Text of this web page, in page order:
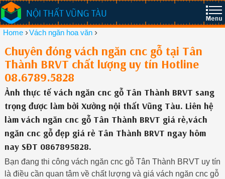
NỘI THẤT VŨNG TÀU
Home ›Vách ngăn hoa văn ›
Chuyên đóng vách ngăn cnc gỗ tại Tân
Thành BRVT chất lượng uy tín Hotline
08.6789.5828
Ảnh thực tế vách ngăn cnc gỗ Tân Thành BRVT sang
trọng được làm bởi Xưởng nội thất Vũng Tàu. Liên hệ
làm vách ngăn cnc gỗ Tân Thành BRVT giá rẻ,vách
ngăn cnc gỗ đẹp giá rẻ Tân Thành BRVT ngay hôm
nay SĐT 0867895828.
Bạn đang thi công vách ngăn cnc gỗ Tân Thành BRVT uy tín
là điều cần quan tâm về chất lượng và giá vách ngăn cnc gỗ